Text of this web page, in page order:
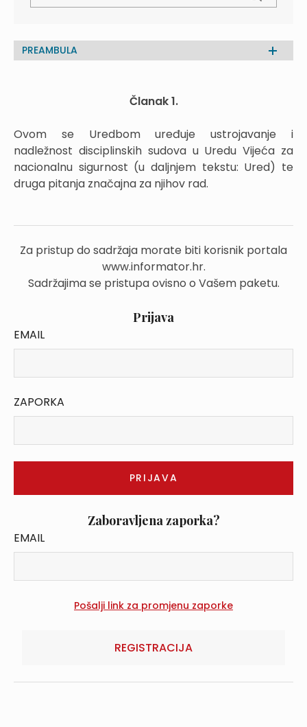
PREAMBULA
Članak 1.
Ovom se Uredbom uređuje ustrojavanje i
nadležnost disciplinskih sudova u Uredu Vijeća za
nacionalnu sigurnost (u daljnjem tekstu: Ured) te
druga pitanja značajna za njihov rad.
Za pristup do sadržaja morate biti korisnik portala
www.informator.hr.
Sadržajima se pristupa ovisno o Vašem paketu.
Prijava
EMAIL
ZAPORKA
Zaboravljena zaporka?
EMAIL
REGISTRACIJA